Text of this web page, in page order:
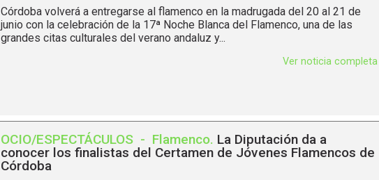
Córdoba volverá a entregarse al flamenco en la madrugada del 20 al 21 de
junio con la celebración de la 17ª Noche Blanca del Flamenco, una de las
grandes citas culturales del verano andaluz y...
Ver noticia completa
OCIO/ESPECTÁCULOS - Flamenco. La Diputación da a
conocer los finalistas del Certamen de Jóvenes Flamencos de
Córdoba